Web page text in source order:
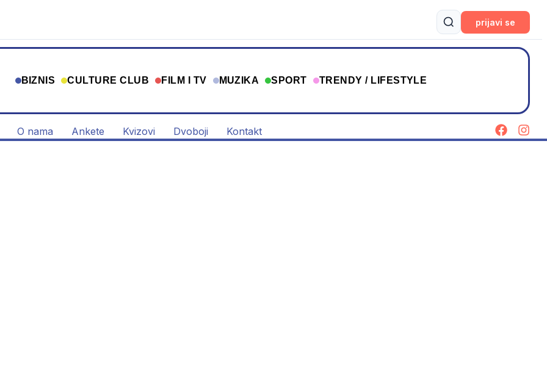
prijavi se
BIZNIS CULTURE CLUB FILM I TV MUZIKA SPORT TRENDY / LIFESTYLE
O nama Ankete Kvizovi Dvoboji Kontakt